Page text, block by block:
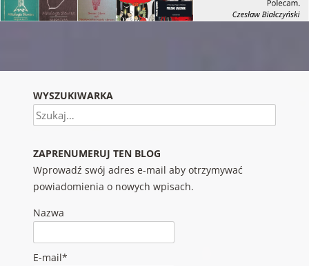
WYSZUKIWARKA
Szukaj
ZAPRENUMERUJ TEN BLOG
Wprowadź swój adres e-mail aby otrzymywać
powiadomienia o nowych wpisach.
Nazwa
E-mail*